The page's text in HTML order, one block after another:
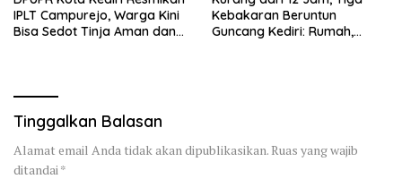
IPLT Campurejo, Warga Kini
Bisa Sedot Tinja Aman dan
Kebakaran Beruntun
Guncang Kediri: Rumah,
Tinggalkan Balasan
Alamat email Anda tidak akan dipublikasikan.Ruas yang wajib
ditandai *